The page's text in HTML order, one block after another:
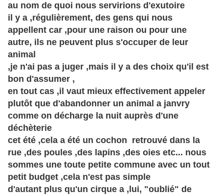
au nom de quoi nous servirions d'exutoire
il y a ,régulièrement, des gens qui nous
appellent car ,pour une raison ou pour une
autre, ils ne peuvent plus s'occuper de leur
animal
,je n'ai pas a juger ,mais il y a des choix qu'il est
bon d'assumer ,
en tout cas ,il vaut mieux effectivement appeler
plutôt que d'abandonner un animal a janvry
comme on décharge la nuit auprès d'une
déchèterie
cet été ,cela a été un cochon retrouvé dans la
rue ,des poules ,des lapins ,des oies etc... nous
sommes une toute petite commune avec un tout
petit budget ,cela n'est pas simple
d'autant plus qu'un cirque a ,lui, "oublié" de